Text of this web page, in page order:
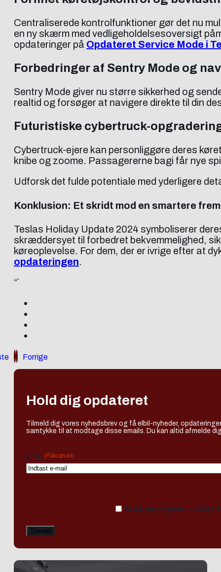
Centraliserede kontrolfunktioner gør det nu
en ny skærm med vedligeholdelsesoversigt
opdateringer på Opdateret Service Mode i
Forbedringer af Sentry Mode og
Sentry Mode giver nu større sikkerhed og
realtid og forsøger at navigere direkte til din
Futuristiske cybertruck-
Cybertruck-ejere kan personliggøre deres
knibe og zoome. Passagererne bagi får nye
Udforsk det fulde potentiale med yderligere
Konklusion: Et skridt mod en smartere
Teslas Holiday Update 2024 symboliserer
skræddersyet til forbedret bekvemmelighed,
køreoplevelse. For dem, der er ivrige efter at
opdateringen.
“`
Forrige
Hold dig opdateret
Tilmeld dig vores nyhedsbrev og få elbil-nyheder,
samtykke til at modtage disse emails. Du kan altid afmelde
Email (Påkrævet)
Ja tak, jeg vil gerne modtage